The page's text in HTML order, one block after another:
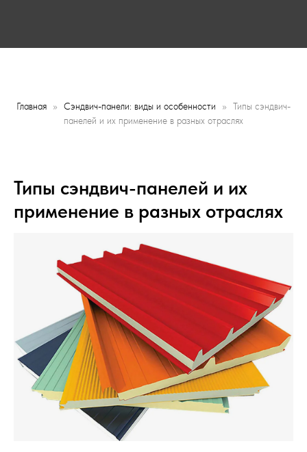
Заказать звонок
Главная Сэндвич-панели: виды и особенности
Типы сэндвич-
панелей и их применение в разных отраслях
Типы сэндвич-панелей и их
применение в разных отраслях
Заказать звонок